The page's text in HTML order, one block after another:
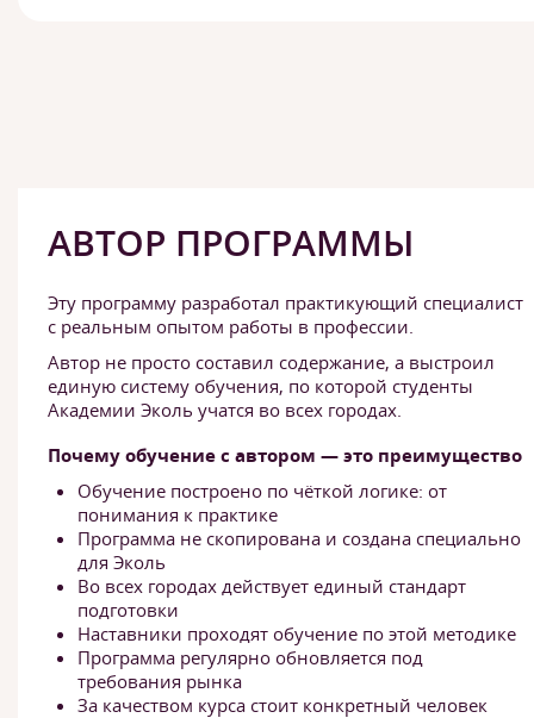
АВТОР ПРОГРАММЫ
Эту программу разработал практикующий специалист
с реальным опытом работы в профессии.
Автор не просто составил содержание, а выстроил
единую систему обучения, по которой студенты
Академии Эколь учатся во всех городах.
Почему обучение с автором — это преимущество
Обучение построено по чёткой логике: от
понимания к практике
Программа не скопирована и создана специально
для Эколь
Во всех городах действует единый стандарт
подготовки
Наставники проходят обучение по этой методике
Программа регулярно обновляется под
требования рынка
За качеством курса стоит конкретный человек